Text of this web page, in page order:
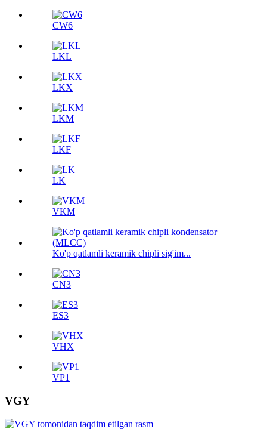
CW6
LKL
LKX
LKM
LKF
LK
VKM
Ko'p qatlamli keramik chipli sig'im...
CN3
ES3
VHX
VP1
VGY